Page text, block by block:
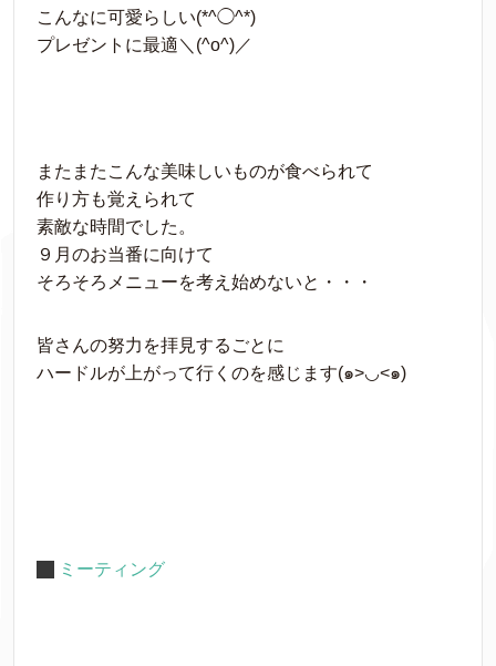
こんなに可愛らしい(*^◯^*)
プレゼントに最適＼(^o^)／
またまたこんな美味しいものが食べられて
作り方も覚えられて
素敵な時間でした。
９月のお当番に向けて
そろそろメニューを考え始めないと・・・
皆さんの努力を拝見するごとに
ハードルが上がって行くのを感じます(๑>◡<๑)
ミーティング